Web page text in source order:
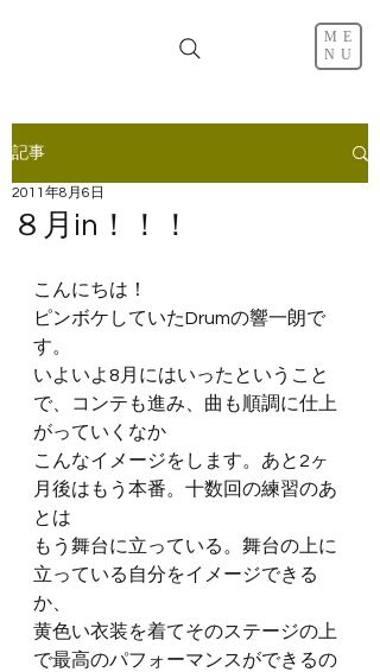
ME
NU
記事
８月in！！！
2011年8月6日
こんにちは！
ピンボケしていたDrumの響一朗で
す。
いよいよ8月にはいったということ
で、コンテも進み、曲も順調に仕上
がっていくなか
こんなイメージをします。あと2ヶ
月後はもう本番。十数回の練習のあ
とは
もう舞台に立っている。舞台の上に
立っている自分をイメージできる
か、
黄色い衣装を着てそのステージの上
で最高のパフォーマンスができるの